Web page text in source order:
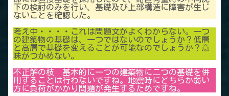
下の検討のみを行い、基礎及び上部構造に障害が生じ
ないことを確認した。
考え中・・・・これは問題文がよくわからない。一つ
の建築物の基礎は、一つではないのでしょうか？低層
と高層で基礎を変えることが可能なのでしょうか？意
味がつかめない。
不正解の枝 基本的に一つの建築物に二つの基礎を併
用することは行わないですね。地震時にどちらか弱い
方に負荷がかかり問題が発生するためですね。